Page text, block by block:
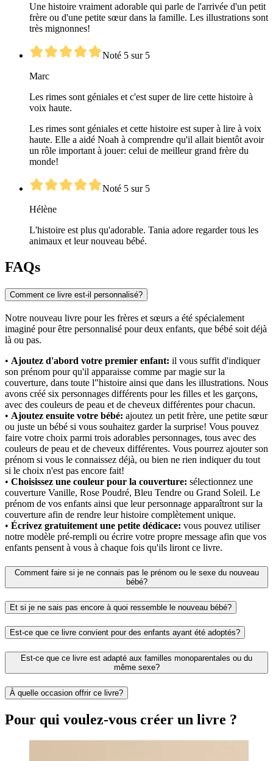
Une histoire vraiment adorable qui parle de l'arrivée d'un petit
frère ou d'une petite sœur dans la famille. Les illustrations sont
très mignonnes!
Noté 5 sur 5
Marc
Les rimes sont géniales et c'est super de lire cette histoire à
voix haute.
Les rimes sont géniales et cette histoire est super à lire à voix
haute. Elle a aidé Noah à comprendre qu'il allait bientôt avoir
un rôle important à jouer: celui de meilleur grand frère du
monde!
Noté 5 sur 5
Hélène
L'histoire est plus qu'adorable. Tania adore regarder tous les
animaux et leur nouveau bébé.
FAQs
Comment ce livre est-il personnalisé?
Notre nouveau livre pour les frères et sœurs a été spécialement
imaginé pour être personnalisé pour deux enfants, que bébé soit déjà
là ou pas.
• Ajoutez d'abord votre premier enfant: il vous suffit d'indiquer
son prénom pour qu'il apparaisse comme par magie sur la
couverture, dans toute l"histoire ainsi que dans les illustrations. Nous
avons créé six personnages différents pour les filles et les garçons,
avec des couleurs de peau et de cheveux différentes pour chacun.
• Ajoutez ensuite votre bébé: ajoutez un petit frère, une petite sœur
ou juste un bébé si vous souhaitez garder la surprise! Vous pouvez
faire votre choix parmi trois adorables personnages, tous avec des
couleurs de peau et de cheveux différentes. Vous pourrez ajouter son
prénom si vous le connaissez déjà, ou bien ne rien indiquer du tout
si le choix n'est pas encore fait!
• Choisissez une couleur pour la couverture: sélectionnez une
couverture Vanille, Rose Poudré, Bleu Tendre ou Grand Soleil. Le
prénom de vos enfants ainsi que leur personnage apparaîtront sur la
couverture afin de rendre leur histoire complètement unique.
• Écrivez gratuitement une petite dédicace: vous pouvez utiliser
notre modèle pré-rempli ou écrire votre propre message afin que vos
enfants pensent à vous à chaque fois qu'ils liront ce livre.
Comment faire si je ne connais pas le prénom ou le sexe du nouveau
bébé?
Et si je ne sais pas encore à quoi ressemble le nouveau bébé?
Est-ce que ce livre convient pour des enfants ayant été adoptés?
Est-ce que ce livre est adapté aux familles monoparentales ou du
même sexe?
À quelle occasion offrir ce livre?
Pour qui voulez-vous créer un livre ?